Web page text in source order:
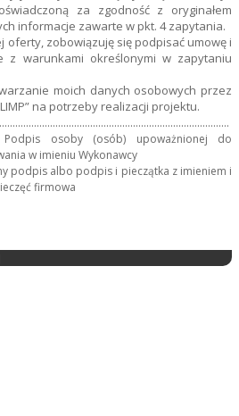
za zgodność z oryginałem
informacje zawarte w pkt. 4 zapytania.
oferty, zobowiązuję się podpisać umowę i
z warunkami określonymi w zapytaniu
moich danych osobowych przez
na potrzeby realizacji projektu.
osoby (osób) upoważnionej do
w imieniu Wykonawcy
albo podpis i pieczątka z imieniem i
firmowa